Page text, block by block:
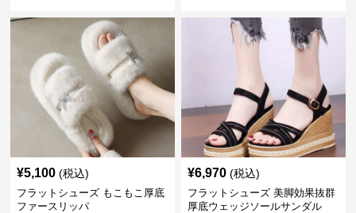
¥5,100 (税込)
フラットシューズ もこもこ厚底
ファースリッパ
¥6,970 (税込)
フラットシューズ 美脚効果抜群
厚底ウェッジソールサンダル